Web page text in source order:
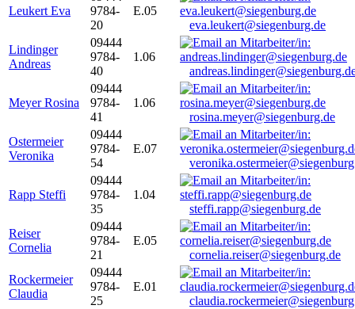
Leukert Eva
9784-
20
E.05
eva.leukert@siegenburg.de
Lindinger
Andreas
09444
9784-
40
1.06
Meyer Rosina
09444
9784-
41
1.06
rosina.meyer@siegenburg.de
Ostermeier
Veronika
09444
9784-
54
E.07
Rapp Steffi
09444
9784-
35
1.04
steffi.rapp@siegenburg.de
Reiser
Cornelia
09444
9784-
21
E.05
cornelia.reiser@siegenburg.de
Rockermeier
Claudia
09444
9784-
25
E.01